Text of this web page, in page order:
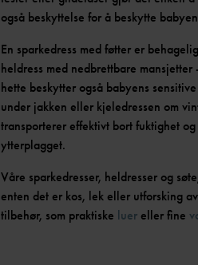
også beskyttelse for å beskytte
En sparkedress med føtter er
heldress med nedbrettbare
hette beskytter også babyens
under jakken eller kjeledressen om
transporterer effektivt bort fuktighet
ytterplagget.
Våre sparkedresser, heldresser og
enten det er kos, lek eller utforsking
tilbehør, som praktiske luereller fine